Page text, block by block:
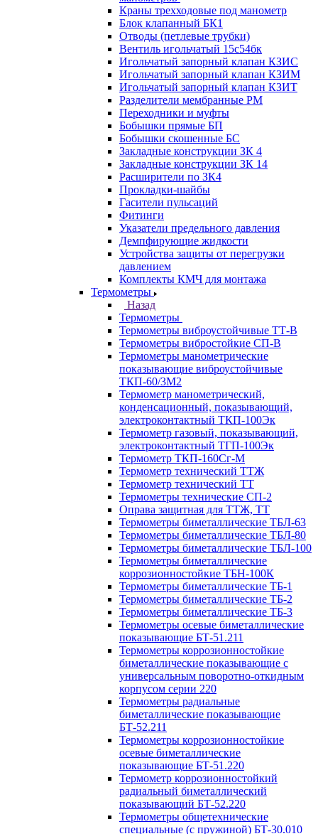
Краны трехходовые под манометр
Блок клапанный БК1
Отводы (петлевые трубки)
Вентиль игольчатый 15с54бк
Игольчатый запорный клапан КЗИС
Игольчатый запорный клапан КЗИМ
Игольчатый запорный клапан КЗИТ
Разделители мембранные РМ
Переходники и муфты
Бобышки прямые БП
Бобышки скошенные БС
Закладные конструкции ЗК 4
Закладные конструкции ЗК 14
Расширители по ЗК4
Прокладки-шайбы
Гасители пульсаций
Фитинги
Указатели предельного давления
Демпфирующие жидкости
Устройства защиты от перегрузки
давлением
Комплекты КМЧ для монтажа
Термометры
Назад
Термометры
Термометры виброустойчивые ТТ-В
Термометры вибростойкие СП-В
Термометры манометрические
показывающие виброустойчивые
ТКП-60/3М2
Термометр манометрический,
конденсационный, показывающий,
электроконтактный ТКП-100Эк
Термометр газовый, показывающий,
электроконтактный ТГП-100Эк
Термометр ТКП-160Сг-М
Термометр технический ТТЖ
Термометр технический ТТ
Термометры технические СП-2
Оправа защитная для ТТЖ, ТТ
Термометры биметаллические ТБЛ-63
Термометры биметаллические ТБЛ-80
Термометры биметаллические ТБЛ-100
Термометры биметаллические
коррозионностойкие ТБН-100К
Термометры биметаллические ТБ-1
Термометры биметаллические ТБ-2
Термометры биметаллические ТБ-3
Термометры осевые биметаллические
показывающие БТ-51.211
Термометры коррозионностойкие
биметаллические показывающие с
универсальным поворотно-откидным
корпусом серии 220
Термометры радиальные
биметаллические показывающие
БТ-52.211
Термометры коррозионностойкие
осевые биметаллические
показывающие БТ-51.220
Термометр коррозионностойкий
радиальный биметаллический
показывающий БТ-52.220
Термометры общетехнические
специальные (с пружиной) БТ-30.010